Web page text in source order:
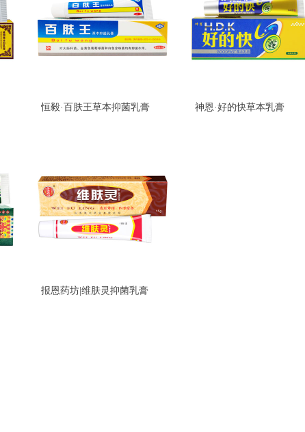
恒毅·百肤王草本抑菌乳膏 神恩·好的快草本乳膏
报恩药坊|维肤灵抑菌乳膏